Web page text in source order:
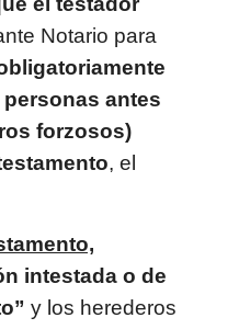
Notario para
antes
forzosos)
, el
intestada o de
y los herederos